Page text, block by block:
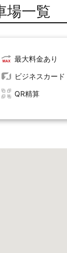
場一覧
最大料金あり
ビジネスカード
QR精算